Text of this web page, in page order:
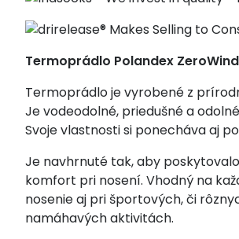
Termoprádlo Polandex
Termoprádlo je vyrobené z
Je vodeodolné, priedušné a
Svoje vlastnosti si ponecháva aj
Je navhrnuté tak, aby
komfort pri nosení. Vhodný na
nosenie aj pri športových, či
namáhavých aktivitách.